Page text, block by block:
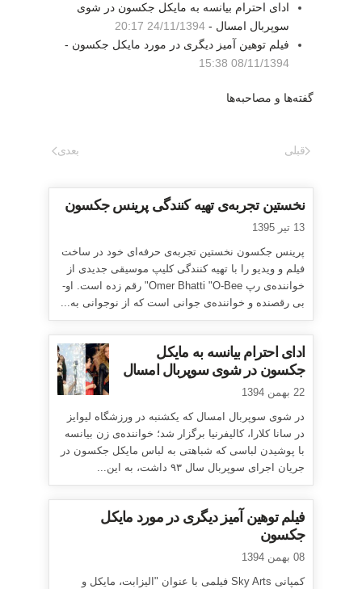
ادای احترام بیانسه به مایکل جکسون در شوی
سوپربال امسال - 24/11/1394 20:17
فیلم توهین آمیز دیگری در مورد مایکل جکسون -
08/11/1394 15:38
گفته‌ها و مصاحبه‌ها
قبلی بعدی
نخستین تجربه‌ی تهیه کنندگی پرینس جکسون
13 تیر 1395
پرینس جکسون نخستین تجربه‌ی حرفه‌ای خود در ساخت
فیلم و ویدیو را با تهیه کنندگی کلیپ موسیقی جدیدی از
خواننده‌ی رپ Omer Bhatti "O-Bee" رقم زده است. او-
بی رقصنده و خواننده‌ی جوانی است که از نوجوانی به...
ادای احترام بیانسه به مایکل
جکسون در شوی سوپربال امسال
22 بهمن 1394
در شوی سوپربال امسال که یکشنبه در ورزشگاه لیوایز
در سانا کلارا، کالیفرنیا برگزار شد؛ خواننده‌ی زن بیانسه
با پوشیدن لباسی که شباهتی به لباس مایکل جکسون در
جریان اجرای سوپربال سال ۹۳ داشت، به این...
فیلم توهین آمیز دیگری در مورد مایکل
جکسون
08 بهمن 1394
کمپانی Sky Arts فیلمی با عنوان "الیزابت، مایکل و